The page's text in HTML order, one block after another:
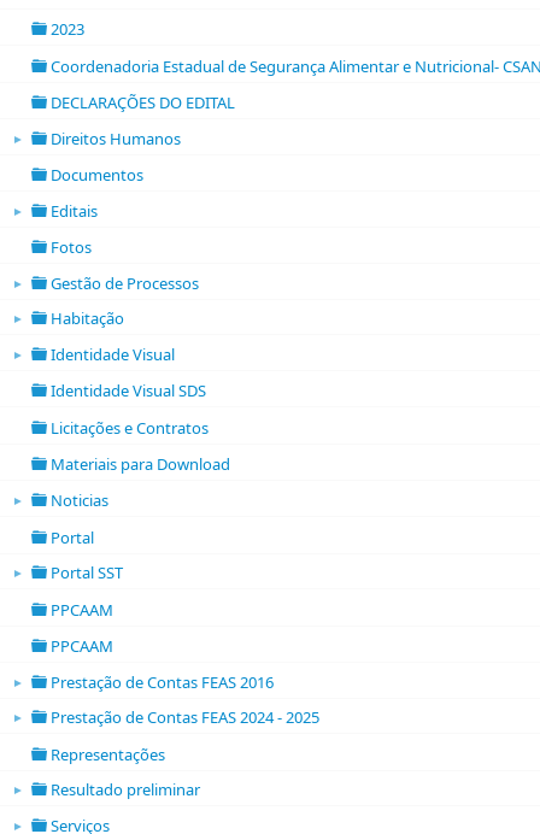
2023
Coordenadoria Estadual de Segurança Alimentar e Nutricional-
DECLARAÇÕES DO EDITAL
► Direitos Humanos
Documentos
► Editais
Fotos
► Gestão de Processos
►
folder open
Habitação
► Identidade Visual
Identidade Visual SDS
Licitações e Contratos
Materiais para Download
► Noticias
Portal
► Portal SST
PPCAAM
PPCAAM
►
folder open
Prestação de Contas FEAS 2016
►
folder open
Prestação de Contas FEAS 2024 - 2025
folder
Representações
► Resultado preliminar
► Serviços